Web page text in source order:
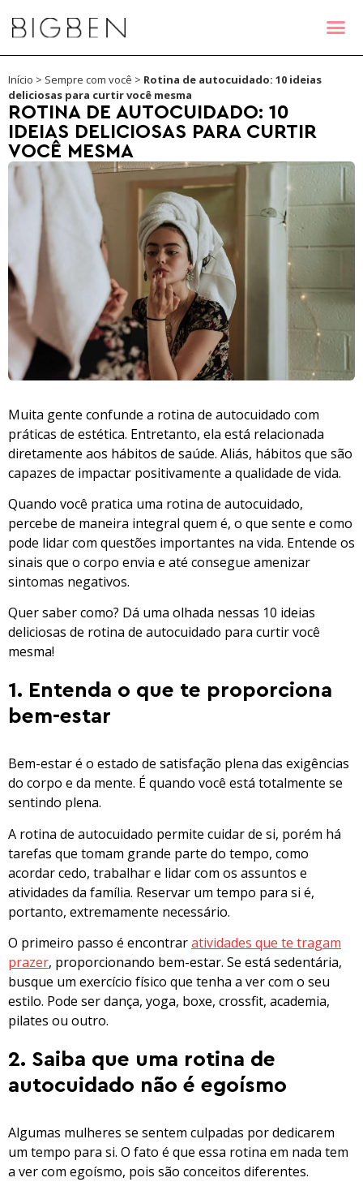
Início > Sempre com você > Rotina de autocuidado: 10 ideias
deliciosas para curtir você mesma
ROTINA DE AUTOCUIDADO: 10
IDEIAS DELICIOSAS PARA CURTIR
VOCÊ MESMA
Muita gente confunde a rotina de autocuidado com
práticas de estética. Entretanto, ela está relacionada
diretamente aos hábitos de saúde. Aliás, hábitos que são
capazes de impactar positivamente a qualidade de vida.
Quando você pratica uma rotina de autocuidado,
percebe de maneira integral quem é, o que sente e como
pode lidar com questões importantes na vida. Entende os
sinais que o corpo envia e até consegue amenizar
sintomas negativos.
Quer saber como? Dá uma olhada nessas 10 ideias
deliciosas de rotina de autocuidado para curtir você
mesma!
1. Entenda o que te proporciona
bem-estar
Bem-estar é o estado de satisfação plena das exigências
do corpo e da mente. É quando você está totalmente se
sentindo plena.
A rotina de autocuidado permite cuidar de si, porém há
tarefas que tomam grande parte do tempo, como
acordar cedo, trabalhar e lidar com os assuntos e
atividades da família. Reservar um tempo para si é,
portanto, extremamente necessário.
O primeiro passo é encontraratividades que te tragam
prazer, proporcionando bem-estar. Se está sedentária,
busque um exercício físico que tenha a ver com o seu
estilo. Pode ser dança, yoga, boxe, crossfit, academia,
pilates ou outro.
2. Saiba que uma rotina de
autocuidado não é egoísmo
Algumas mulheres se sentem culpadas por dedicarem
um tempo para si. O fato é que essa rotina em nada tem
a ver com egoísmo, pois são conceitos diferentes.